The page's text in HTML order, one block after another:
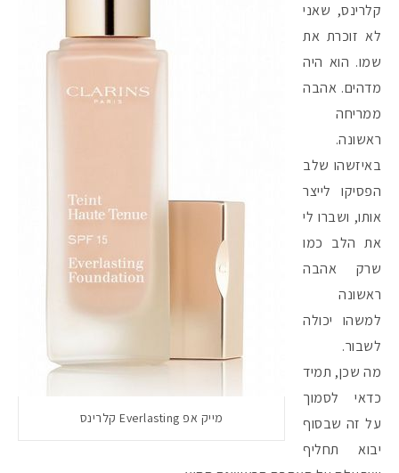
מייק אפ Everlasting קלרינס
קלרינס, שאני
לא זוכרת את
שמו. הוא היה
מדהים. אהבה
ממריחה
ראשונה.
באיזשהו שלב
הפסיקו לייצר
אותו, ושברו לי
את הלב כמו
שרק אהבה
ראשונה
למשהו יכולה
לשבור.
מה שכן, תמיד
כדאי לסמוך
על זה שבסוף
יבוא תחליף